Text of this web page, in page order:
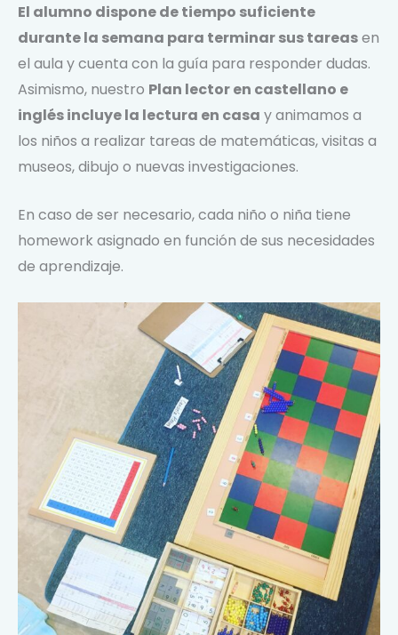
El alumno dispone de tiempo suficiente
durante la semana para terminar sus tareasen
el aula y cuenta con la guía para responder dudas.
Asimismo, nuestro Plan lector en castellano e
inglés incluye la lectura en casa y animamos a
los niños a realizar tareas de matemáticas, visitas a
museos, dibujo o nuevas investigaciones.
En caso de ser necesario, cada niño o niña tiene
homework asignado en función de sus necesidades
de aprendizaje.